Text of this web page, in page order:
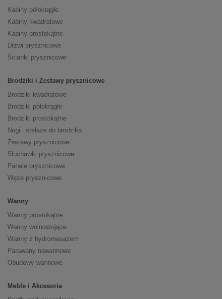
Kabiny półokrągłe
Kabiny kwadratowe
Kabiny prostokątne
Drzwi prysznicowe
Ścianki prysznicowe
Brodziki i Zestawy prysznicowe
Brodziki kwadratowe
Brodziki półokrągłe
Brodziki prostokątne
Nogi i stelaże do brodzika
Zestawy prysznicowe
Słuchawki prysznicowe
Panele prysznicowe
Węże prysznicowe
Wanny
Wanny prostokątne
Wanny wolnostojące
Wanny z hydromasażem
Parawany nawannowe
Obudowy wannowe
Meble i Akcesoria